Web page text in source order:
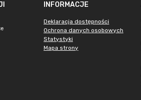
INFORMACJE
Deklaracja dostępności
Ochrona danych osobowych
Statystyki
Mapa strony